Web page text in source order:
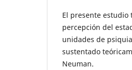
El presente estudio
percepción del
unidades de
sustentado
Neuman.